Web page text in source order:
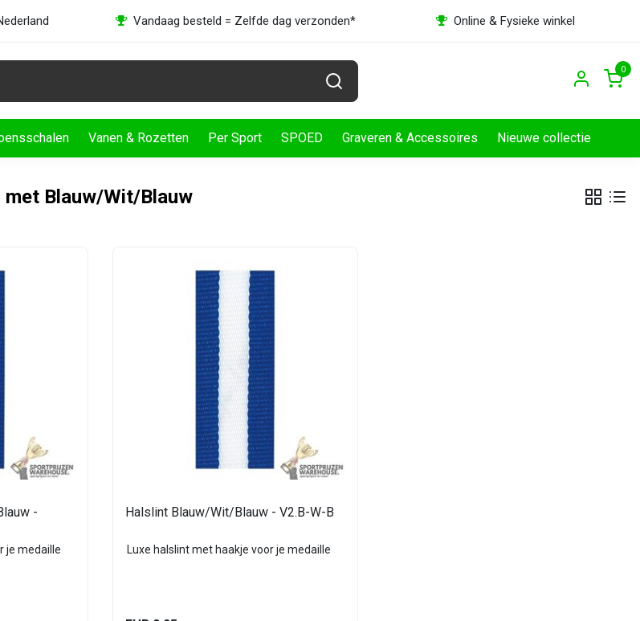
Vandaag besteld = Zelfde dag verzonden* Online & Fysieke winkel
0
Vanen & Rozetten Per Sport SPOED Graveren & Accessoires Nieuwe collectie
Blauw/Wit/Blauw
-
je medaille
Halslint Blauw/Wit/Blauw - V2.B-W-B
Luxe halslint met haakje voor je medaille